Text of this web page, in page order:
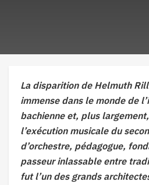
La disparition de Helmuth
immense dans le monde de
bachienne et, plus
l’exécution musicale du
d’orchestre, pédagogue,
passeur inlassable entre
fut l’un des grands